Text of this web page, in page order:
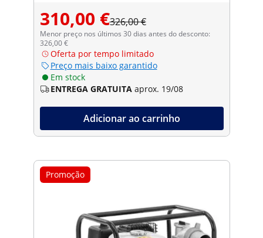
310,00 €326,00 €
Menor preço nos últimos 30 dias antes do desconto:
326,00 €
Oferta por tempo limitado
Preço mais baixo garantido
Em stock
ENTREGA GRATUITA aprox. 19/08
Adicionar ao carrinho
Promoção